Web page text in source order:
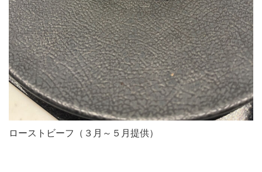
ローストビーフ（３月～５月提供）